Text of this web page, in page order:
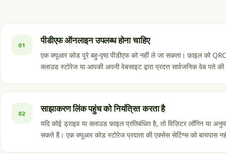
01 पीडीएफ ऑनलाइन उपलब्ध होना चाहिए
एक क्यूआर कोड पूरे बहु-पृष्ठ पीडीएफ को नहीं ले जा सकता। फ़ाइल को
क्लाउड स्टोरेज या आपकी अपनी वेबसाइट द्वारा प्रदत्त सार्वजनिक वेब पते
02 साझाकरण लिंक पहुंच को नियंत्रित करता है
यदि कोई ड्राइव या क्लाउड फ़ाइल प्रतिबंधित है, तो विज़िटर लॉगिन या
सकते हैं। एक क्यूआर कोड स्टोरेज प्रदाता की एक्सेस सेटिंग्स को बायपास